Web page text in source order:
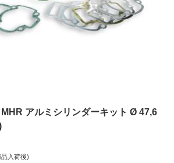
アルミシリンダーキット Ø 47,6
入荷後)